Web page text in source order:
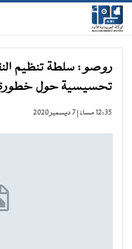
روصو : سلطة تنظيم
تحسيسية حول خطورة
12:35 مساءً | 7 ديسمبر 2020